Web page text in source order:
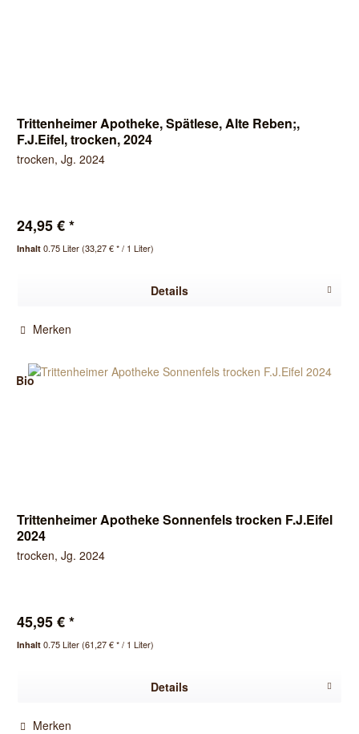
Trittenheimer Apotheke, Spätlese, Alte Reben;,
F.J.Eifel, trocken, 2024
trocken, Jg. 2024
24,95 € *
Inhalt0.75 Liter(33,27 € * / 1 Liter)
Details
Merken
Bio
Trittenheimer Apotheke Sonnenfels trocken F.J.Eifel
2024
trocken, Jg. 2024
45,95 € *
Inhalt0.75 Liter(61,27 € * / 1 Liter)
Details
Merken